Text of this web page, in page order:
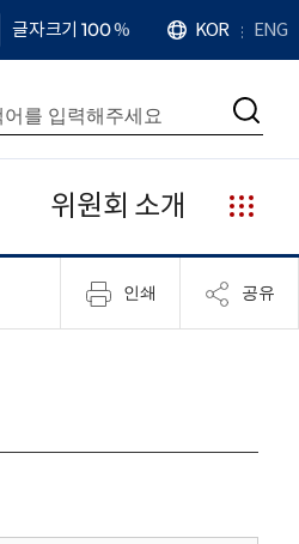
확
대
치
글자크기 100%
언
어
KOR ENG
검
위원회 소개
누
리
집
안
인쇄 공유